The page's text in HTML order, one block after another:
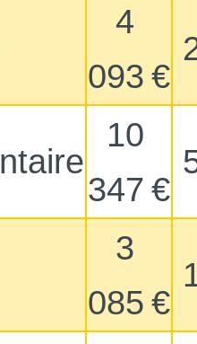
4
093 €
10
347 €
3
085 €